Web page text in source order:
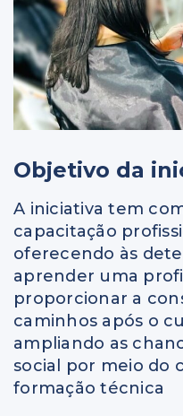
Objetivo da
A iniciativa tem
capacitação
oferecendo às
aprender uma
proporcionar a
caminhos após o
ampliando as
social por meio do
formação técnica